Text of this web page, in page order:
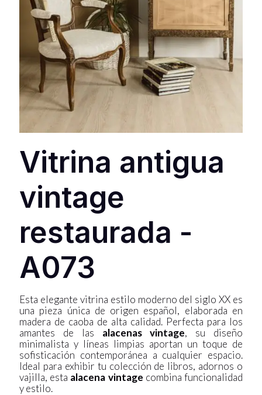
Vitrina antigua
vintage
restaurada -
A073
Esta elegante vitrina estilo moderno del siglo XX es
una pieza única de origen español, elaborada en
madera de caoba de alta calidad. Perfecta para los
amantes de las alacenas vintage, su diseño
minimalista y líneas limpias aportan un toque de
sofisticación contemporánea a cualquier espacio.
Ideal para exhibir tu colección de libros, adornos o
vajilla, esta alacena vintage combina funcionalidad
y estilo.